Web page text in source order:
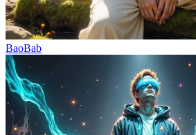
BaoBab